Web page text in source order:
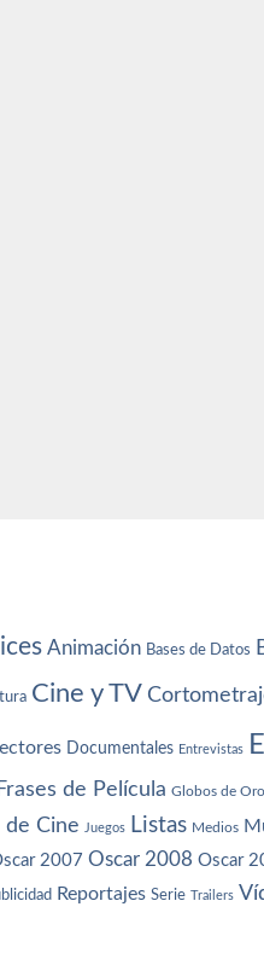
Animación Bases de Datos
Cine y TV
Documentales Entrevistas
Frases de Película Globos de Oro
de Cine Juegos Listas Medios
2007 Oscar 2008 Oscar
Reportajes Serie Trailers